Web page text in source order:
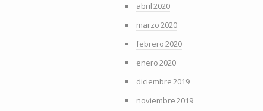
abril 2020
marzo 2020
febrero 2020
enero 2020
diciembre 2019
noviembre 2019